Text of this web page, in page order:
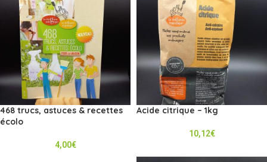
468 trucs, astuces & recettes
écolo
4,00€
Acide citrique – 1kg
10,12€